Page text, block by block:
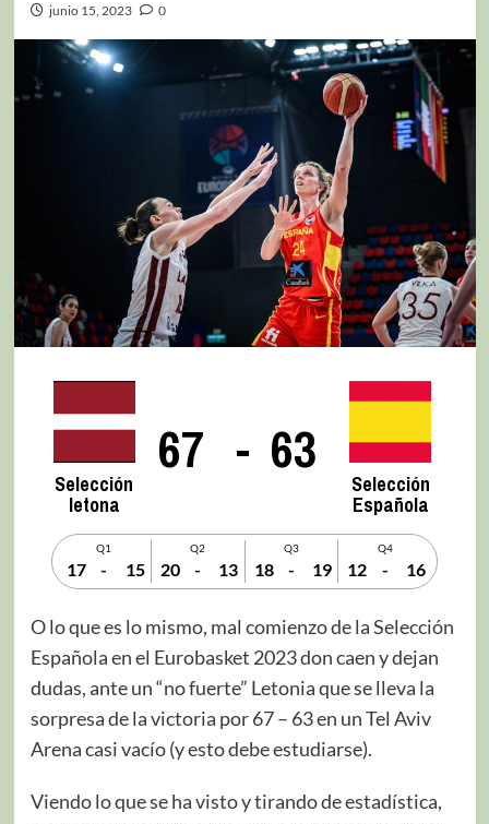
junio 15, 2023 0
Selección
letona
67 - 63
Selección
Española
Q1
17 - 15
Q2
20 - 13
Q3
18 - 19
Q4
12 - 16
O lo que es lo mismo, mal comienzo de la Selección
Española en el Eurobasket 2023 don caen y dejan
dudas, ante un “no fuerte” Letonia que se lleva la
sorpresa de la victoria por 67 – 63 en un Tel Aviv
Arena casi vacío (y esto debe estudiarse).
Viendo lo que se ha visto y tirando de estadística,